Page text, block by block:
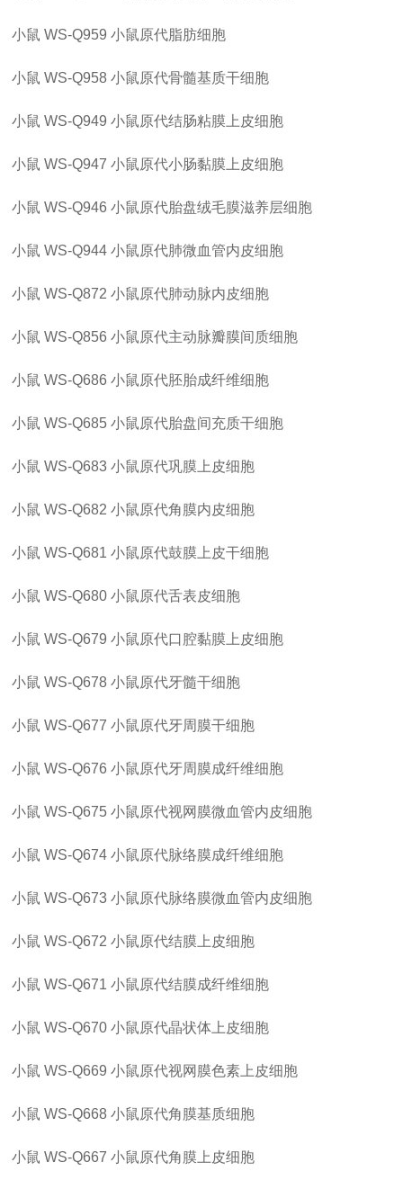
小鼠 WS-Q959 小鼠原代脂肪细胞
小鼠 WS-Q958 小鼠原代骨髓基质干细胞
小鼠 WS-Q949 小鼠原代结肠粘膜上皮细胞
小鼠 WS-Q947 小鼠原代小肠黏膜上皮细胞
小鼠 WS-Q946 小鼠原代胎盘绒毛膜滋养层细胞
小鼠 WS-Q944 小鼠原代肺微血管内皮细胞
小鼠 WS-Q872 小鼠原代肺动脉内皮细胞
小鼠 WS-Q856 小鼠原代主动脉瓣膜间质细胞
小鼠 WS-Q686 小鼠原代胚胎成纤维细胞
小鼠 WS-Q685 小鼠原代胎盘间充质干细胞
小鼠 WS-Q683 小鼠原代巩膜上皮细胞
小鼠 WS-Q682 小鼠原代角膜内皮细胞
小鼠 WS-Q681 小鼠原代鼓膜上皮干细胞
小鼠 WS-Q680 小鼠原代舌表皮细胞
小鼠 WS-Q679 小鼠原代口腔黏膜上皮细胞
小鼠 WS-Q678 小鼠原代牙髓干细胞
小鼠 WS-Q677 小鼠原代牙周膜干细胞
小鼠 WS-Q676 小鼠原代牙周膜成纤维细胞
小鼠 WS-Q675 小鼠原代视网膜微血管内皮细胞
小鼠 WS-Q674 小鼠原代脉络膜成纤维细胞
小鼠 WS-Q673 小鼠原代脉络膜微血管内皮细胞
小鼠 WS-Q672 小鼠原代结膜上皮细胞
小鼠 WS-Q671 小鼠原代结膜成纤维细胞
小鼠 WS-Q670 小鼠原代晶状体上皮细胞
小鼠 WS-Q669 小鼠原代视网膜色素上皮细胞
小鼠 WS-Q668 小鼠原代角膜基质细胞
小鼠 WS-Q667 小鼠原代角膜上皮细胞